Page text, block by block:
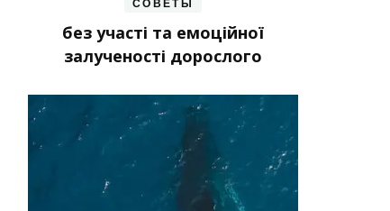
СОВЕТЫ
без участі та емоційної
залученості дорослого